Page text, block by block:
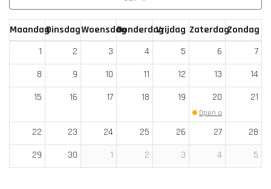
MaandagDinsdagWoensdagDonderdagVrijdag ZaterdagZondag
1
2 3 4 5 6
7
8
9 10 11 12 13
14
15
16 17 18 19 20
Open ochtend
21
22 23 24 25 26 27
28
29
30 1 2 3 4 5